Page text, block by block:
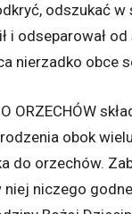
odszukać
i odseparował
nierzadko obce
ORZECHÓW
obok
do orzechów.
niczego